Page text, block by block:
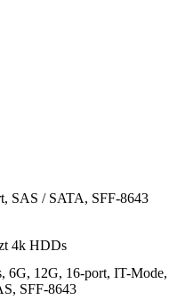
SAS / SATA, SFF-8643
4k HDDs
6G, 12G, 16-port, IT-Mode,
SFF-8643